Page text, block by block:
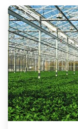
ArticleTile
4
de
4